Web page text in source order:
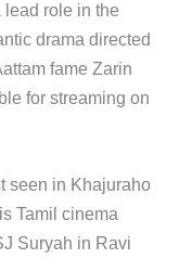
role in the
drama directed
fame Zarin
for streaming on
seen in Khajuraho
Tamil cinema
Suryah in Ravi